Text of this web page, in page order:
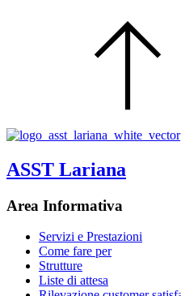
ASST Lariana
Area Informativa
Servizi e Prestazioni
Come fare per
Strutture
Liste di attesa